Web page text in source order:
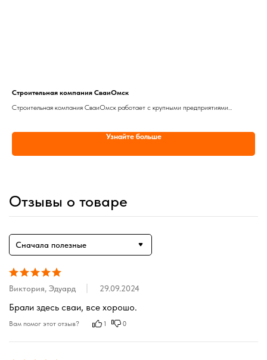
Строительная компания СваиОмск
Строительная компания СваиОмск работает с крупными предприятиями
Узнайте больше
Отзывы о товаре
Сначала полезные
Виктория, Эдуард 29.09.2024
Брали здесь сваи, все хорошо.
Вам помог этот отзыв? 1 0